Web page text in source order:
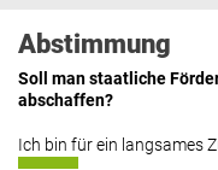
Abstimmung
Soll man staatliche
abschaffen?
Ich bin für ein langsames